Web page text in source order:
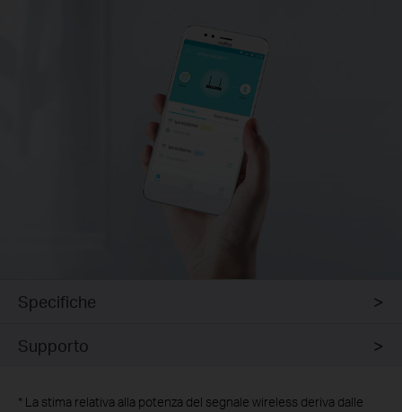
Specifiche
Supporto
* La stima relativa alla potenza del segnale wireless deriva dalle